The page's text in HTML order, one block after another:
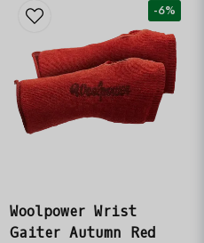
Woolpower Wrist
Gaiter Autumn Red
-6%